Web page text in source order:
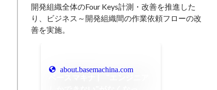
開発組織全体のFour Keys計測・改善を推進した
り、ビジネス～開発組織間の作業依頼フローの改
善を実施。
about.basemachina.com